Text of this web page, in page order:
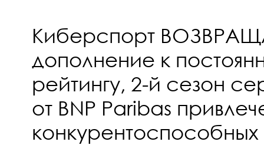
Киберспорт
дополнение к
рейтингу, 2-й сезон
от BNP Paribas
конкурентоспособных